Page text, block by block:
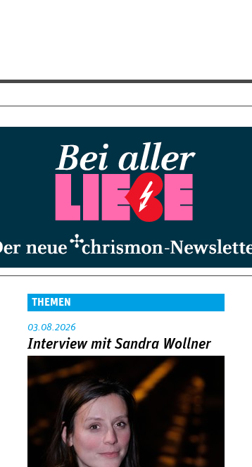
THEMEN
03.08.2026
Interview mit Sandra Wollner